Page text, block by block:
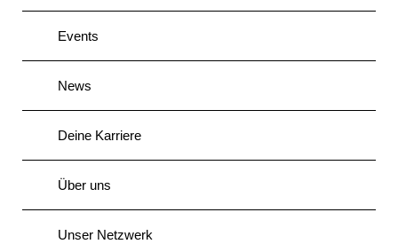
Events
News
Deine Karriere
Über uns
Unser Netzwerk